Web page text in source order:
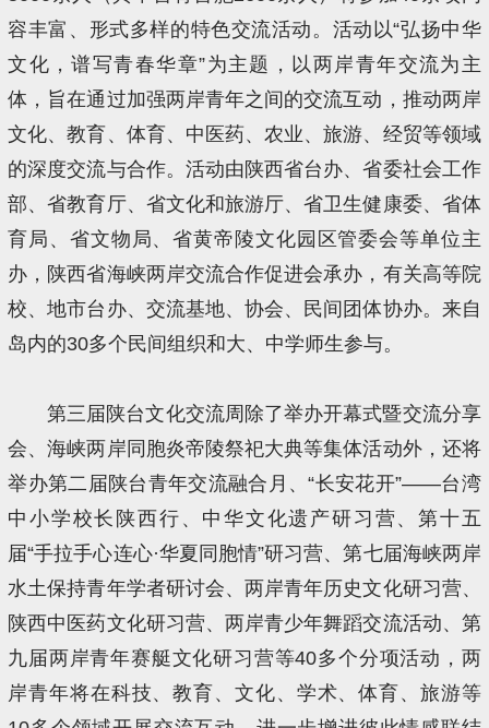
容丰富、形式多样的特色交流活动。活动以“弘扬中华
文化，谱写青春华章”为主题，以两岸青年交流为主
体，旨在通过加强两岸青年之间的交流互动，推动两岸
文化、教育、体育、中医药、农业、旅游、经贸等领域
的深度交流与合作。活动由陕西省台办、省委社会工作
部、省教育厅、省文化和旅游厅、省卫生健康委、省体
育局、省文物局、省黄帝陵文化园区管委会等单位主
办，陕西省海峡两岸交流合作促进会承办，有关高等院
校、地市台办、交流基地、协会、民间团体协办。来自
岛内的30多个民间组织和大、中学师生参与。
第三届陕台文化交流周除了举办开幕式暨交流分享
会、海峡两岸同胞炎帝陵祭祀大典等集体活动外，还将
举办第二届陕台青年交流融合月、“长安花开”——台湾
中小学校长陕西行、中华文化遗产研习营、第十五
届“手拉手心连心·华夏同胞情”研习营、第七届海峡两岸
水土保持青年学者研讨会、两岸青年历史文化研习营、
陕西中医药文化研习营、两岸青少年舞蹈交流活动、第
九届两岸青年赛艇文化研习营等40多个分项活动，两
岸青年将在科技、教育、文化、学术、体育、旅游等